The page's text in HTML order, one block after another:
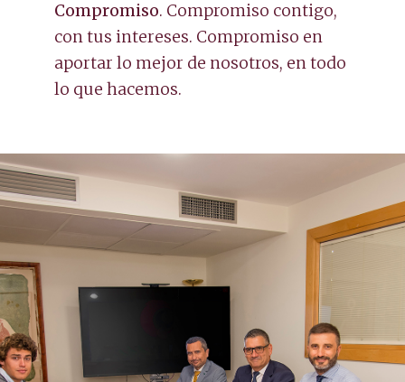
Compromiso. Compromiso contigo,
con tus intereses. Compromiso en
aportar lo mejor de nosotros, en todo
lo que hacemos.